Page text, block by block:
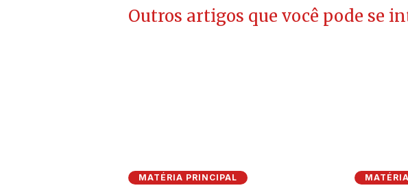
Outros artigos que você pode se
MATÉRIA PRINCIPAL